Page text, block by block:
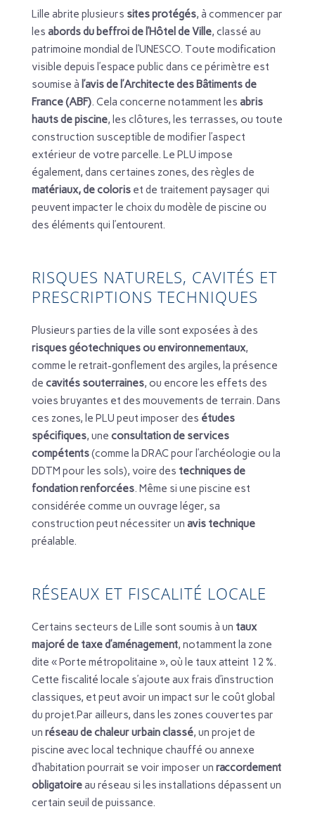
Lille abrite plusieurs sites protégés, à commencer par
les abords du beffroi de l’Hôtel de Ville, classé au
patrimoine mondial de l’UNESCO. Toute modification
visible depuis l’espace public dans ce périmètre est
soumise à l’avis de l’Architecte des Bâtiments de
France (ABF). Cela concerne notamment les abris
hauts de piscine, les clôtures, les terrasses, ou toute
construction susceptible de modifier l’aspect
extérieur de votre parcelle. Le PLU impose
également, dans certaines zones, des règles de
matériaux, de coloriset de traitement paysager qui
peuvent impacter le choix du modèle de piscine ou
des éléments qui l’entourent.
RISQUES NATURELS, CAVITÉS ET
PRESCRIPTIONS TECHNIQUES
Plusieurs parties de la ville sont exposées à des
risques géotechniques ou environnementaux,
comme le retrait-gonflement des argiles, la présence
de cavités souterraines, ou encore les effets des
voies bruyantes et des mouvements de terrain. Dans
ces zones, le PLU peut imposer des études
spécifiques, une consultation de services
compétents(comme la DRAC pour l’archéologie ou la
DDTM pour les sols), voire des techniques de
fondation renforcées. Même si une piscine est
considérée comme un ouvrage léger, sa
construction peut nécessiter un avis technique
préalable.
RÉSEAUX ET FISCALITÉ LOCALE
Certains secteurs de Lille sont soumis à un taux
majoré de taxe d’aménagement, notamment la zone
dite « Porte métropolitaine », où le taux atteint 12 %.
Cette fiscalité locale s’ajoute aux frais d’instruction
classiques, et peut avoir un impact sur le coût global
du projet.Par ailleurs, dans les zones couvertes par
un réseau de chaleur urbain classé, un projet de
piscine avec local technique chauffé ou annexe
d’habitation pourrait se voir imposer un raccordement
obligatoireau réseau si les installations dépassent un
certain seuil de puissance.